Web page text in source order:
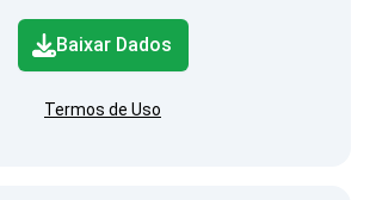
Baixar Dados
Termos de Uso